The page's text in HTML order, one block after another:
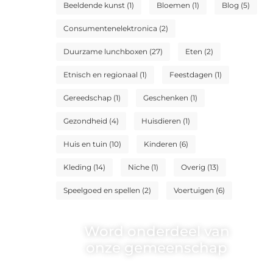
Beeldende kunst (1) Bloemen (1) Blog (5)
Consumentenelektronica (2)
Duurzame lunchboxen (27) Eten (2)
Etnisch en regionaal (1) Feestdagen (1)
Gereedschap (1) Geschenken (1)
Gezondheid (4) Huisdieren (1)
Huis en tuin (10) Kinderen (6)
Kleding (14) Niche (1) Overig (13)
Speelgoed en spellen (2) Voertuigen (6)
Word onderdeel van
onze gemeenschap